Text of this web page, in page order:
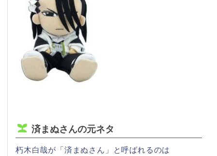
済まぬさんの元ネタ
朽木白哉が「済まぬさん」と呼ばれるのは